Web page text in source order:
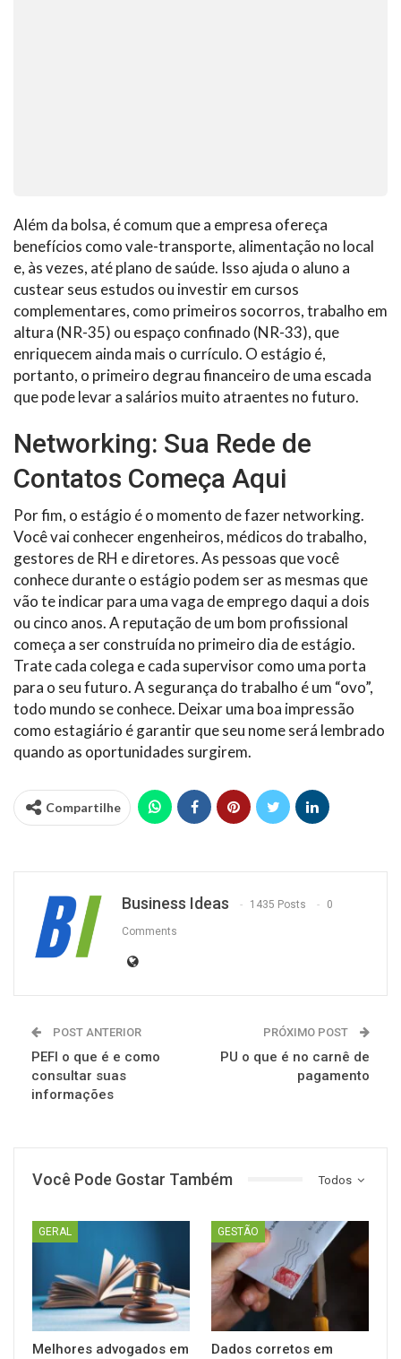
Além da bolsa, é comum que a empresa ofereça
benefícios como vale-transporte, alimentação no local
e, às vezes, até plano de saúde. Isso ajuda o aluno a
custear seus estudos ou investir em cursos
complementares, como primeiros socorros, trabalho em
altura (NR-35) ou espaço confinado (NR-33), que
enriquecem ainda mais o currículo. O estágio é,
portanto, o primeiro degrau financeiro de uma escada
que pode levar a salários muito atraentes no futuro.
Networking: Sua Rede de
Contatos Começa Aqui
Por fim, o estágio é o momento de fazer networking.
Você vai conhecer engenheiros, médicos do trabalho,
gestores de RH e diretores. As pessoas que você
conhece durante o estágio podem ser as mesmas que
vão te indicar para uma vaga de emprego daqui a dois
ou cinco anos. A reputação de um bom profissional
começa a ser construída no primeiro dia de estágio.
Trate cada colega e cada supervisor como uma porta
para o seu futuro. A segurança do trabalho é um “ovo”,
todo mundo se conhece. Deixar uma boa impressão
como estagiário é garantir que seu nome será lembrado
quando as oportunidades surgirem.
Compartilhe
Business Ideas 1435 Posts 0
Comments
POST ANTERIOR
PEFI o que é e como
consultar suas
informações
PRÓXIMO POST
PU o que é no carnê de
pagamento
Todos
Você Pode Gostar Também
GERAL
Melhores advogados em
GESTÃO
Dados corretos em